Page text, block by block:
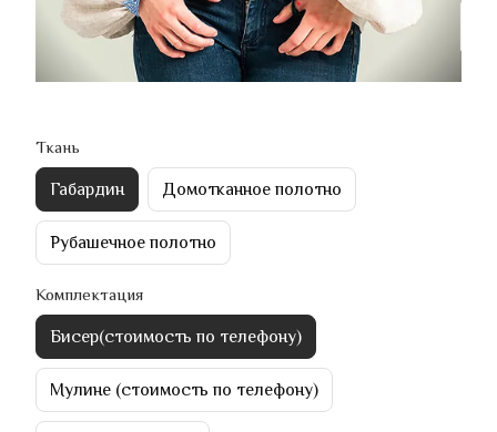
Ткань
Габардин Домотканное полотно
Рубашечное полотно
Комплектация
Бисер(стоимость по телефону)
Мулине (стоимость по телефону)